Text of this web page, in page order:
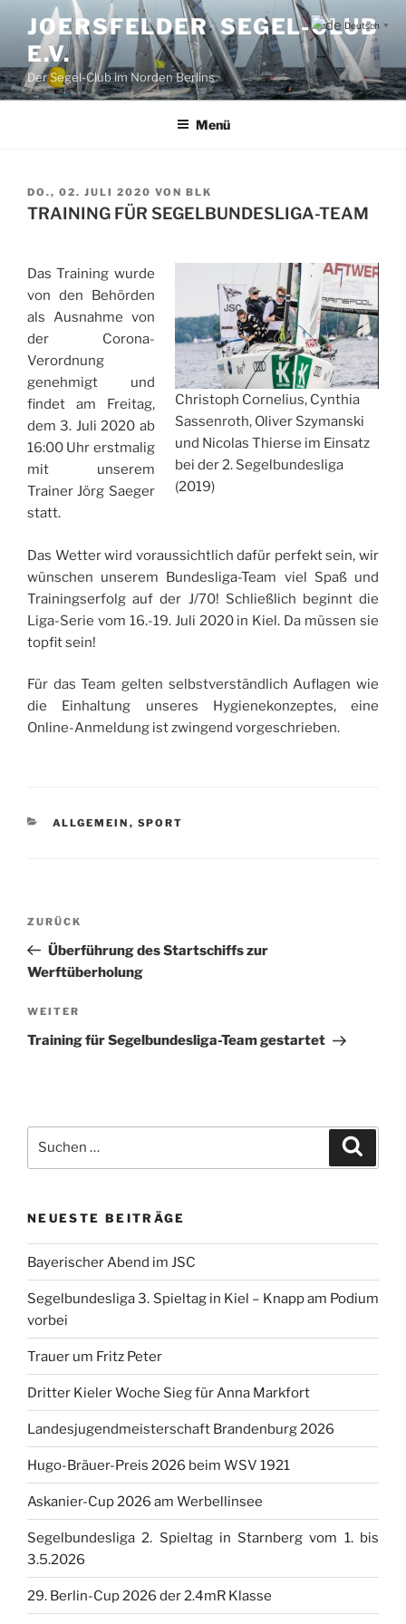
Inhalt
springen
JOERSFELDER SEGEL-CLUB
E.V.
Der Segel-Club im Norden Berlins
Menü
VERÖFFENTLICHT
AM
DO., 02. JULI 2020 VON BLK
TRAINING FÜR SEGELBUNDESLIGA-TEAM
Christoph Cornelius, Cynthia
Sassenroth, Oliver Szymanski
und Nicolas Thierse im Einsatz
bei der 2. Segelbundesliga
(2019)
Das Training wurde
von den Behörden
als Ausnahme von
der Corona-
Verordnung
genehmigt und
findet am Freitag,
dem 3. Juli 2020 ab
16:00 Uhr erstmalig
mit unserem
Trainer Jörg Saeger
statt.
Das Wetter wird voraussichtlich dafür perfekt sein, wir
wünschen unserem Bundesliga-Team viel Spaß und
Trainingserfolg auf der J/70! Schließlich beginnt die
Liga-Serie vom 16.-19. Juli 2020 in Kiel. Da müssen sie
topfit sein!
Für das Team gelten selbstverständlich Auflagen wie
die Einhaltung unseres Hygienekonzeptes, eine
Online-Anmeldung ist zwingend vorgeschrieben.
KATEGORIEN
ALLGEMEIN , SPORT
Beitragsnavigation
Vorheriger
Beitrag
ZURÜCK
Überführung des Startschiffs zur
Werftüberholung
Nächster
Beitrag
WEITER
Training für Segelbundesliga-Team gestartet
nach:
NEUESTE BEITRÄGE
Bayerischer Abend im JSC
Segelbundesliga 3. Spieltag in Kiel – Knapp am Podium
vorbei
Trauer um Fritz Peter
Dritter Kieler Woche Sieg für Anna Markfort
Landesjugendmeisterschaft Brandenburg 2026
Hugo-Bräuer-Preis 2026 beim WSV 1921
Askanier-Cup 2026 am Werbellinsee
Segelbundesliga 2. Spieltag in Starnberg vom 1. bis
3.5.2026
29. Berlin-Cup 2026 der 2.4mR Klasse
Deutsch ▼